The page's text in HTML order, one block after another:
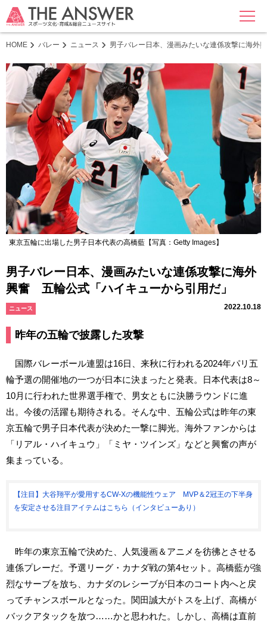
MENU
HOME バレー ニュース 男子バレー日本、漫画みたいな連係攻撃に海
東京五輪に出場した男子日本代表の高橋藍【写真：Getty Images】
男子バレー日本、漫画みたいな連係攻撃に海外
興奮 五輪公式「ハイキューから引用だ」
ニュース 2022.10.18
昨年の五輪で披露した攻撃
国際バレーボール連盟は16日、来秋に行われる2024年パリ五
輪予選の開催地の一つが日本に決まったと発表。日本代表は8～
10月に行われた世界選手権で、男女ともに決勝ラウンドに進
出。今後の活躍も期待される。そんな中、五輪公式は昨年の東
京五輪で男子日本代表が決めた一撃に脚光。海外ファンからは
「リアル・ハイキュウ」「ミヤ・ツインズ」などと興奮の声が
集まっている。
【注目】大谷翔平が愛用するCW-Xの機能性ウェア MVP＆2冠王の下半身
を安定させる注目アイテムはこちら（インタビューあり）
昨年の東京五輪で決めた、人気漫画＆アニメを彷彿とさせる
連係プレーだ。予選リーグ・カナダ戦の第4セット。高橋藍が強
烈なサーブを放ち、カナダのレシーブが日本のコート内へと戻
ってチャンスボールとなった。関田誠大がトスを上げ、高橋が
バックアタックを放つ……かと思われた。しかし、高橋は直前